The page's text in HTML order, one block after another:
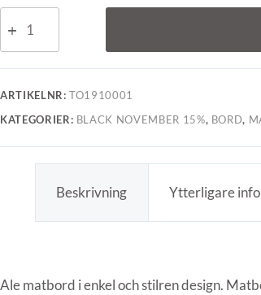
ARTIKELNR:TO1910001
KATEGORIER: BLACK NOVEMBER 15%, BORD,
Beskrivning Ytterligare
Ale matbord i enkel och stilren design.